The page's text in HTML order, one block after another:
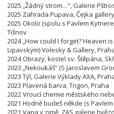
2025 „Žádný strom…“, Galerie
2025 Zahrada Pupava, Čejka
2025 Okolo (spolu s Pavlem
Tišnov
2024 „How could I forget? Heaven
Lipavským) Volesky & Gallery,
2024 Obrazy, kostel sv. Štěpána,
2023 „Nekoukáš“ (S Jaroslavem
2023 Týl, Galerie Výklady AXA,
2023 Plavená barva, Trigon, Praha
2022 Vroucí chemie městského
2021 Hodně budeš někde (s
2021 Vana v zimě, ZAS galerie